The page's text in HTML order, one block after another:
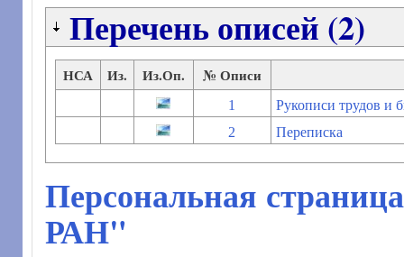
Перечень описей (2)
НСА Из. Из.Оп. № Описи
1
Рукописи трудов и
2
Переписка
Персональная
РАН"